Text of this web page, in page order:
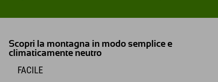
Scopri la montagna in modo semplice e
climaticamente neutro
FACILE